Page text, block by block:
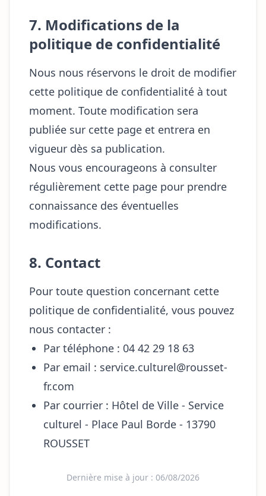
7. Modifications de la
politique de confidentialité
Nous nous réservons le droit de modifier
cette politique de confidentialité à tout
moment. Toute modification sera
publiée sur cette page et entrera en
vigueur dès sa publication.
Nous vous encourageons à consulter
régulièrement cette page pour prendre
connaissance des éventuelles
modifications.
8. Contact
Pour toute question concernant cette
politique de confidentialité, vous pouvez
nous contacter :
Par téléphone : 04 42 29 18 63
Par email : service.culturel@rousset-
fr.com
Par courrier : Hôtel de Ville - Service
culturel - Place Paul Borde - 13790
ROUSSET
Dernière mise à jour : 06/08/2026